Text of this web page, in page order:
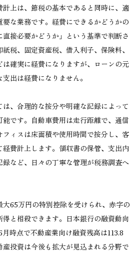
上は、節税の基本であると同時に、適
な業務です。経費にできるかどうかの
接必要かどうか」という基準で判断さ
税、固定資産税、借入利子、保険料、
確実に経費になりますが、ローンの元
出は経費になりません。
、合理的な按分や明確な記録によって
です。自動車費用は走行距離で、通信
ィスは床面積や使用時間で按分し、客
費計上します。領収書の保管、支出内
など、日々の丁寧な管理が税務調査へ
65万円の特別控除を受けられ、赤字の
と相殺できます。日本銀行の融資動向
時点で不動産業向け融資残高は113.8
投資は今後も拡大が見込まれる分野で